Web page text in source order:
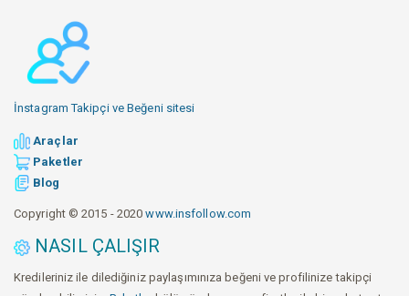
İnstagram Takipçi ve Beğeni sitesi
Araçlar
Paketler
Blog
Copyright © 2015 - 2020www.insfollow.com
NASIL ÇALIŞIR
Kredileriniz ile dilediğiniz paylaşımınıza beğeni ve profilinize takipçi